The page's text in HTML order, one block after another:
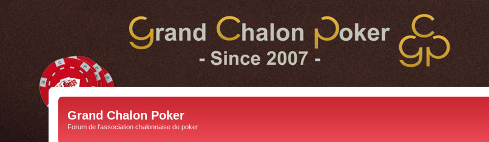
Grand Chalon Poker
Forum de l'association chalonnaise de poker